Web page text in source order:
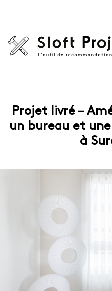
Projet livré –
un bureau et
à